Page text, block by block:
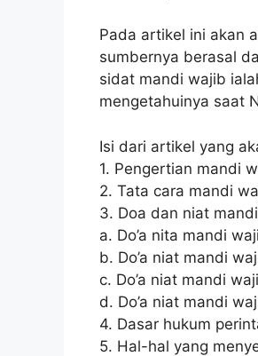
Pada artikel ini akan
sumbernya berasal
sidat mandi wajib
mengetahuinya saat
Isi dari artikel yang
1. Pengertian mandi
2. Tata cara mandi
3. Doa dan niat
a. Do’a nita mandi
b. Do’a niat mandi
c. Do’a niat mandi
d. Do’a niat mandi
4. Dasar hukum
5. Hal-hal yang